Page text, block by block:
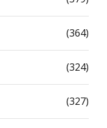
(364)
(324)
(327)